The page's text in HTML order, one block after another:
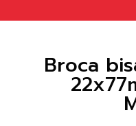
Broca